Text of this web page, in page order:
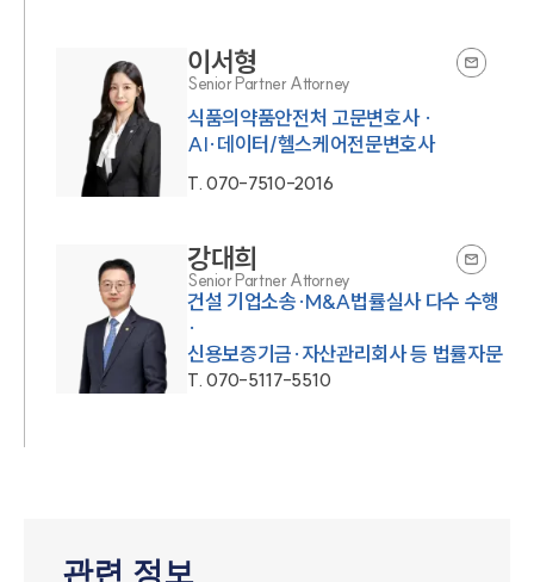
이서형
Senior Partner Attorney
식품의약품안전처 고문변호사 ·
AI·데이터/헬스케어전문변호사
T.070-7510-2016
강대희
Senior Partner Attorney
건설 기업소송·M&A법률실사 다수 수행
·
신용보증기금·자산관리회사 등 법률자문
T.070-5117-5510
관련 정보